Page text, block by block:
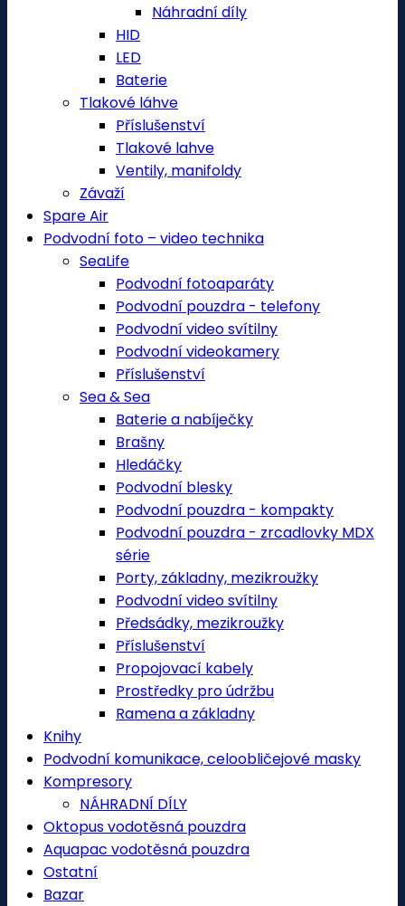
Náhradní díly
HID
LED
Baterie
Tlakové láhve
Příslušenství
Tlakové lahve
Ventily, manifoldy
Závaží
Spare Air
Podvodní foto – video technika
SeaLife
Podvodní fotoaparáty
Podvodní pouzdra - telefony
Podvodní video svítilny
Podvodní videokamery
Příslušenství
Sea & Sea
Baterie a nabíječky
Brašny
Hledáčky
Podvodní blesky
Podvodní pouzdra - kompakty
Podvodní pouzdra - zrcadlovky MDX
série
Porty, základny, mezikroužky
Podvodní video svítilny
Předsádky, mezikroužky
Příslušenství
Propojovací kabely
Prostředky pro údržbu
Ramena a základny
Knihy
Podvodní komunikace, celoobličejové masky
Kompresory
NÁHRADNÍ DÍLY
Oktopus vodotěsná pouzdra
Aquapac vodotěsná pouzdra
Ostatní
Bazar